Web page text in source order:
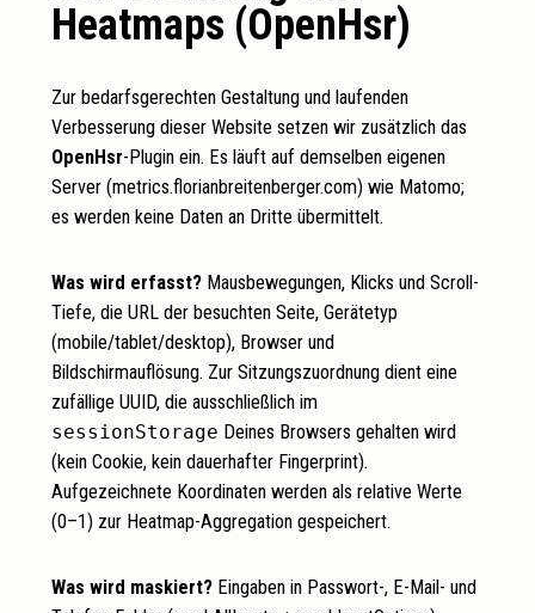
Heatmaps (OpenHsr)
Zur bedarfsgerechten Gestaltung und laufenden
Verbesserung dieser Website setzen wir zusätzlich das
OpenHsr-Plugin ein. Es läuft auf demselben eigenen
Server (metrics.florianbreitenberger.com) wie Matomo;
es werden keine Daten an Dritte übermittelt.
Was wird erfasst?Mausbewegungen, Klicks und Scroll-
Tiefe, die URL der besuchten Seite, Gerätetyp
(mobile/tablet/desktop), Browser und
Bildschirmauflösung. Zur Sitzungszuordnung dient eine
zufällige UUID, die ausschließlich im
sessionStorage Deines Browsers gehalten wird
(kein Cookie, kein dauerhafter Fingerprint).
Aufgezeichnete Koordinaten werden als relative Werte
(0–1) zur Heatmap-Aggregation gespeichert.
Was wird maskiert?Eingaben in Passwort-, E-Mail- und